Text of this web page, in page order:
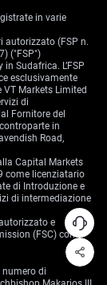
in varie
autorizzato (FSP n.
("FSP")
Sudafrica. L’FSP
esclusivamente
Markets Limited
di
Fornitore del
in
Road,
Capital Markets
come licenziatario
di Introduzione e
di intermediazione
e
(FSC) con
numero di